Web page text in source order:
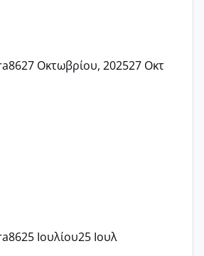
27 Οκτωβρίου, 202527 Οκτ
25 Ιουλίου25 Ιουλ